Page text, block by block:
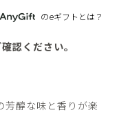
のeギフトとは？
認ください。
芳醇な味と香りが楽